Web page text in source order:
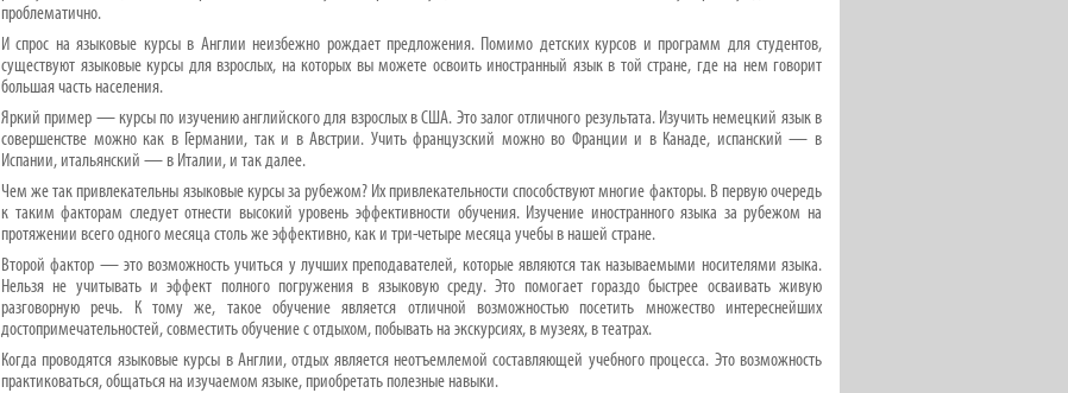
проблематично.
И спрос на языковые курсы в Англии неизбежно рождает предложения. Помимо детских курсов и программ для студентов,
существуют языковые курсы для взрослых, на которых вы можете освоить иностранный язык в той стране, где на нем говорит
большая часть населения.
Яркий пример — курсы по изучению английского для взрослых в США. Это залог отличного результата. Изучить немецкий язык в
совершенстве можно как в Германии, так и в Австрии. Учить французский можно во Франции и в Канаде, испанский — в
Испании, итальянский — в Италии, и так далее.
Чем же так привлекательны языковые курсы за рубежом? Их привлекательности способствуют многие факторы. В первую очередь
к таким факторам следует отнести высокий уровень эффективности обучения. Изучение иностранного языка за рубежом на
протяжении всего одного месяца столь же эффективно, как и три-четыре месяца учебы в нашей стране.
Второй фактор — это возможность учиться у лучших преподавателей, которые являются так называемыми носителями языка.
Нельзя не учитывать и эффект полного погружения в языковую среду. Это помогает гораздо быстрее осваивать живую
разговорную речь. К тому же, такое обучение является отличной возможностью посетить множество интереснейших
достопримечательностей, совместить обучение с отдыхом, побывать на экскурсиях, в музеях, в театрах.
Когда проводятся языковые курсы в Англии, отдых является неотъемлемой составляющей учебного процесса. Это возможность
практиковаться, общаться на изучаемом языке, приобретать полезные навыки.